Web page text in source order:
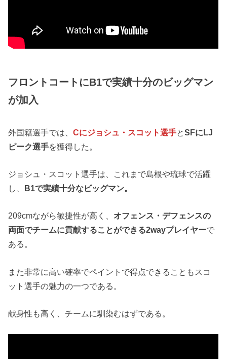
フロントコートにB1で実績十分のビッグマン
が加入
外国籍選手では、Cにジョシュ・スコット選手とSFにLJ
ピーク選手を獲得した。
ジョシュ・スコット選手は、これまで島根や琉球で活躍
し、 B1で実績十分なビッグマン。
209cmながら敏捷性が高く、 オフェンス・デフェンスの
両面でチームに貢献することができる2wayプレイヤーで
ある。
また非常に高い確率でペイントで得点できることもスコ
ット選手の魅力の一つである。
献身性も高く、チームに馴染むはずである。